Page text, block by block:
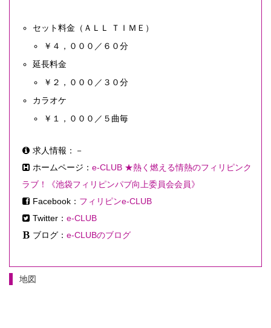
セット料金（ＡＬＬ ＴＩＭＥ）
￥４，０００／６０分
延長料金
￥２，０００／３０分
カラオケ
￥１，０００／５曲毎
求人情報：－
ホームページ： e-CLUB ★熱く燃える情熱のフィリピンク
ラブ！《池袋フィリピンパブ向上委員会会員》
Facebook： フィリピンe-CLUB
Twitter： e-CLUB
ブログ： e-CLUBのブログ
地図